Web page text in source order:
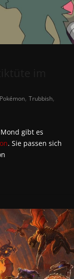
Pokémon, Trubbish,
gibt es
. Sie passen sich